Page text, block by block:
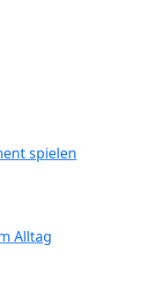
spielen
Alltag